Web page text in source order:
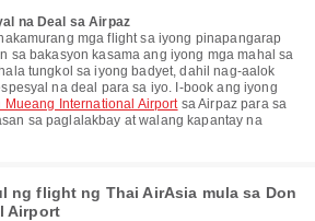
na Deal sa Airpaz
mga flight sa iyong pinapangarap
sa bakasyon kasama ang iyong mga mahal sa
tungkol sa iyong badyet, dahil nag-aalok
na deal para sa iyo. I-book ang iyong
Mueang International Airportsa Airpaz para sa
sa paglalakbay at walang kapantay na
ng flight ng Thai AirAsia mula sa Don
Airport